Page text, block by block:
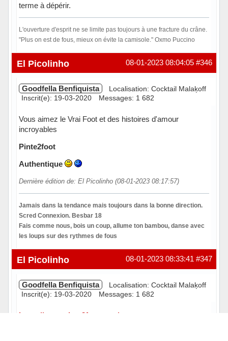
terme à dépérir.
L'ouverture d'esprit ne se limite pas toujours à une fracture du crâne.
"Plus on est de fous, mieux on évite la camisole." Oxmo Puccino
Hors ligne #346
08-01-2023 08:04:05
El Picolinho
Goodfella Benfiquista
Localisation: Cocktail Malaķoff
Inscrit(e): 19-03-2020
Messages: 1 682
Vous aimez le Vrai Foot et des histoires d'amour
incroyables
Pinte2foot
Authentique
Dernière édition de: El Picolinho (08-01-2023 08:17:57)
Jamais dans la tendance mais toujours dans la bonne direction.
Scred Connexion. Besbar 18
Fais comme nous, bois un coup, allume ton bambou, danse avec
les loups sur des rythmes de fous
Hors ligne #347
08-01-2023 08:33:41
El Picolinho
Goodfella Benfiquista
Localisation: Cocktail Malaķoff
Inscrit(e): 19-03-2020
Messages: 1 682
https://www.pinte2foot.com/